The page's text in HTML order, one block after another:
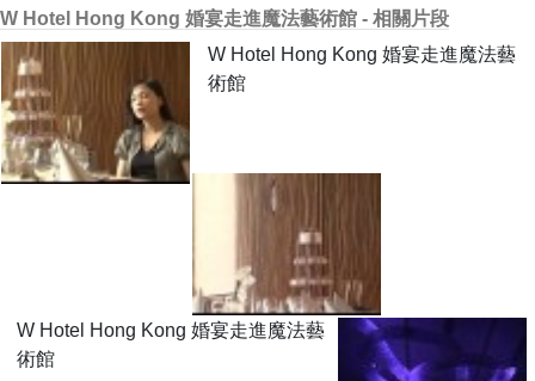
W Hotel Hong Kong 婚宴走進魔法藝術館 - 相關片段
W Hotel Hong Kong 婚宴走進魔法藝
術館
W Hotel Hong Kong 婚宴走進魔法藝
術館